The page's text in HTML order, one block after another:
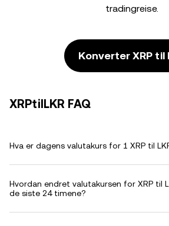
tradingreise.
Konverter XRP til
XRPtilLKR FAQ
Hva er dagens valutakurs for 1 XRP til
Hvordan endret valutakursen for XRP til
de siste 24 timene?